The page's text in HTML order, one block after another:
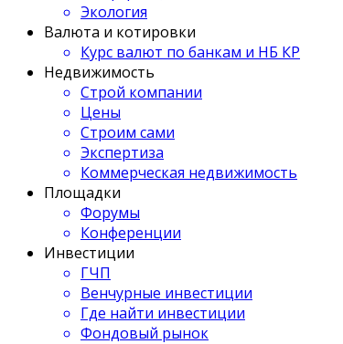
Экология
Валюта и котировки
Курс валют по банкам и НБ КР
Недвижимость
Строй компании
Цены
Строим сами
Экспертиза
Коммерческая недвижимость
Площадки
Форумы
Конференции
Инвестиции
ГЧП
Венчурные инвестиции
Где найти инвестиции
Фондовый рынок